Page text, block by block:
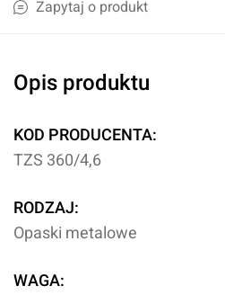
Zapytaj o produkt
Opis produktu
KOD PRODUCENTA:
TZS 360/4,6
RODZAJ:
Opaski metalowe
WAGA: